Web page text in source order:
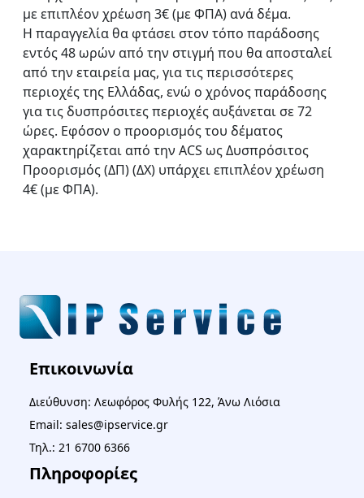
με επιπλέον χρέωση 3€ (με ΦΠΑ) ανά δέμα.
Η παραγγελία θα φτάσει στον τόπο παράδοσης
εντός 48 ωρών από την στιγμή που θα αποσταλεί
από την εταιρεία μας, για τις περισσότερες
περιοχές της Ελλάδας, ενώ ο χρόνος παράδοσης
για τις δυσπρόσιτες περιοχές αυξάνεται σε 72
ώρες. Εφόσον ο προορισμός του δέματος
χαρακτηρίζεται από την ACS ως Δυσπρόσιτος
Προορισμός (ΔΠ)​ (ΔΧ) υπάρχει επιπλέον χρέωση
4€ (με ΦΠΑ).
Επικοινωνία
Διεύθυνση: Λεωφόρος Φυλής 122, Άνω Λιόσια
Email: sales@ipservice.gr
Τηλ.: 21 6700 6366
Πληροφορίες